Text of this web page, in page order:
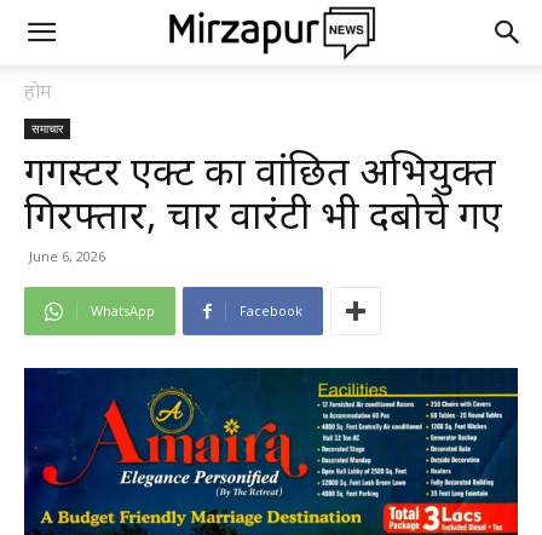
होम
समाचार
गैंगस्टर एक्ट का वांछित अभियुक्त
गिरफ्तार, चार वारंटी भी दबोचे गए
June 6, 2026
WhatsApp Facebook